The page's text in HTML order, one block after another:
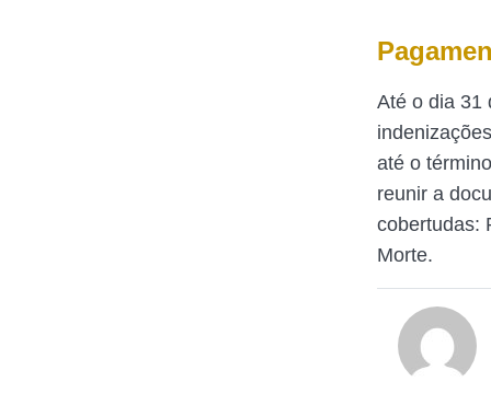
Até o dia 31
até o
reunir a
cobertudas:
Morte.